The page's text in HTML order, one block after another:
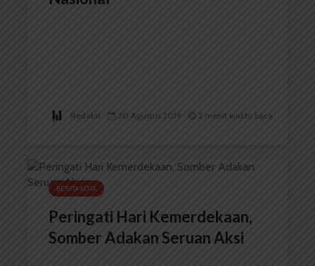
Redaksi 20 Agustus 2019 2 menit waktu baca
BERITA KOTA
Peringati Hari Kemerdekaan,
Somber Adakan Seruan Aksi